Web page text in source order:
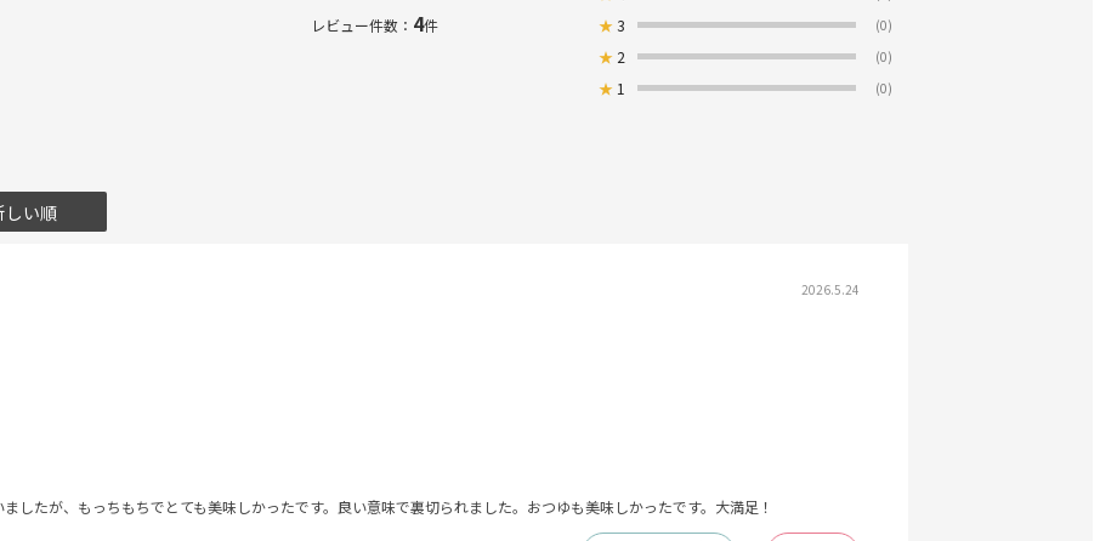
レビュー件数： 4件 ★3 (0)
★ 2 (0)
★ 1 (0)
しい順
2026.5.24
したが、もっちもちでとても美味しかったです。良い意味で裏切られました。おつゆも美味しかったです。大満足！